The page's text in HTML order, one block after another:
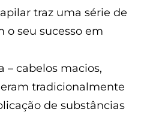
traz uma série de
o seu sucesso em
– cabelos macios,
tradicionalmente
de substâncias